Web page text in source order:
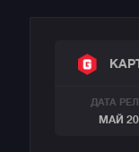
ДАТА
МАЙ